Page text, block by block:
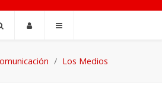
Los Medios